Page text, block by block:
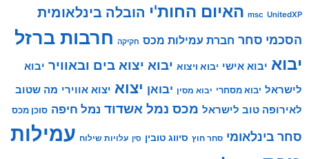
msc UnitedXP האיום החות'י הובלה בינלאומית
הסכמי סחר חברת עמילות מכס חקיקה חרבות ברזל
יבוא יבוא אישי יבוא ויצוא יבוא יצוא בים ובאוויר יבוא
לישראל יבוא מסחרי יבוא מסין יבואן יצוא יצוא אווירי מה שטוב
לאירופה טוב לישראל מכס נמל אשדוד נמל חיפה סוכן מכס
סחר בינלאומי סחר חוץ סיווג טובין סין עלויות שילוח עמילות